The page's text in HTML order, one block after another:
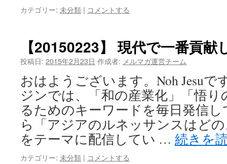
カテゴリー: 未分類 | コメントする
【20150223】 現代で一番貢
投稿日: 2015年2月23日 作成者: メルマガ運営チーム
おはようございます。Noh Jesuで
ジンでは、「和の産業化」「悟
るためのキーワードを毎日発信
ら「アジアのルネッサンスはど
をテーマに配信してい … 続きを
カテゴリー: 未分類 | コメントする